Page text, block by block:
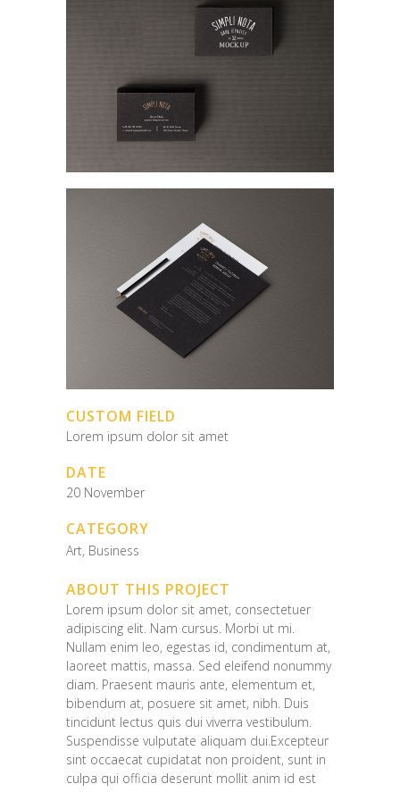
CUSTOM FIELD
Lorem ipsum dolor sit amet
DATE
20 November
CATEGORY
Art, Business
ABOUT THIS PROJECT
Lorem ipsum dolor sit amet, consectetuer
adipiscing elit. Nam cursus. Morbi ut mi.
Nullam enim leo, egestas id, condimentum at,
laoreet mattis, massa. Sed eleifend nonummy
diam. Praesent mauris ante, elementum et,
bibendum at, posuere sit amet, nibh. Duis
tincidunt lectus quis dui viverra vestibulum.
Suspendisse vulputate aliquam dui.Excepteur
sint occaecat cupidatat non proident, sunt in
culpa qui officia deserunt mollit anim id est